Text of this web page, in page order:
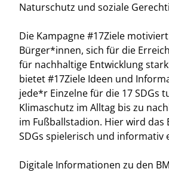
Naturschutz und soziale
Die Kampagne #17Ziele
Bürger*innen, sich für die
für nachhaltige Entwicklung
bietet #17Ziele Ideen und
jede*r Einzelne für die 17 SDGs
Klimaschutz im Alltag bis zu
im Fußballstadion. Hier wird das
SDGs spielerisch und informativ
Digitale Informationen zu den